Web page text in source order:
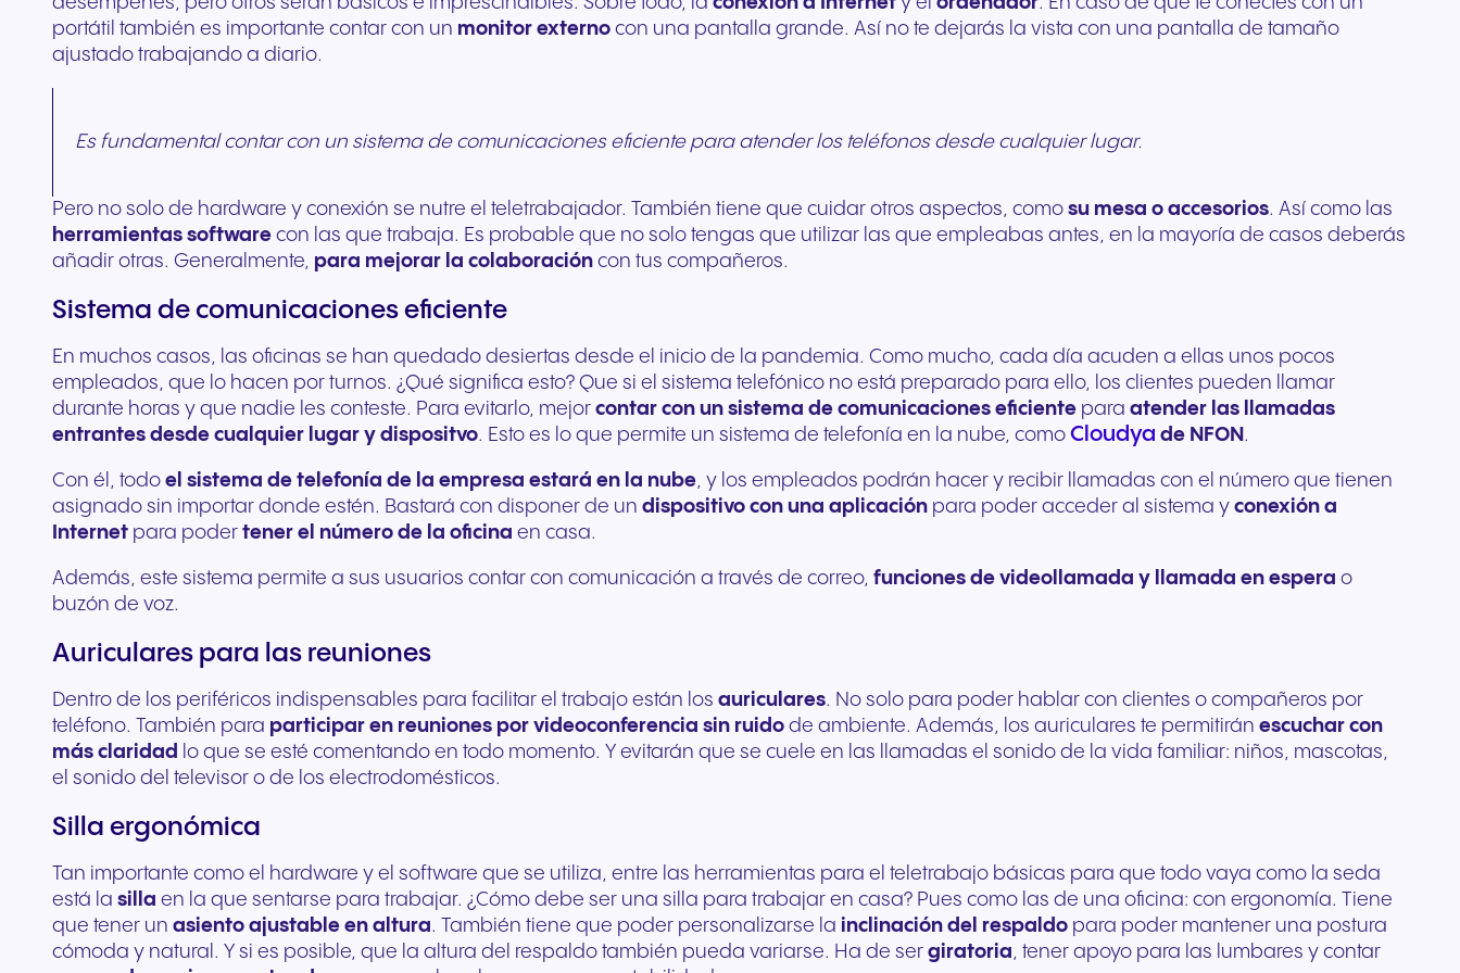
Comunicación fluida para
Comunicación fiable para
portátil también es importante contar con un monitor externo con una pantalla grande. Así no te dejarás la vista con una pantalla de tamaño
ajustado trabajando a diario.
Es fundamental contar con un sistema de comunicaciones eficiente para atender los teléfonos desde cualquier lugar.
Pero no solo de hardware y conexión se nutre el teletrabajador. También tiene que cuidar otros aspectos, como su mesa o accesorios. Así como las
herramientas software con las que trabaja. Es probable que no solo tengas que utilizar las que empleabas antes, en la mayoría de casos deberás
añadir otras. Generalmente, para mejorar la colaboración con tus compañeros.
Sistema de comunicaciones eficiente
En muchos casos, las oficinas se han quedado desiertas desde el inicio de la pandemia. Como mucho, cada día acuden a ellas unos pocos
empleados, que lo hacen por turnos. ¿Qué significa esto? Que si el sistema telefónico no está preparado para ello, los clientes pueden llamar
durante horas y que nadie les conteste. Para evitarlo, mejor contar con un sistema de comunicaciones eficiente para atender las llamadas
entrantes desde cualquier lugar y dispositvo. Esto es lo que permite un sistema de telefonía en la nube, como Cloudya de NFON .
Con él, todo el sistema de telefonía de la empresa estará en la nube, y los empleados podrán hacer y recibir llamadas con el número que tienen
asignado sin importar donde estén. Bastará con disponer de un dispositivo con una aplicación para poder acceder al sistema y conexión a
Internet para poder tener el número de la oficina en casa.
Además, este sistema permite a sus usuarios contar con comunicación a través de correo, funciones de videollamada y llamada en espera o
buzón de voz.
Auriculares para las reuniones
Dentro de los periféricos indispensables para facilitar el trabajo están los auriculares. No solo para poder hablar con clientes o compañeros por
teléfono. También para participar en reuniones por videoconferencia sin ruido de ambiente. Además, los auriculares te permitirán escuchar con
más claridad lo que se esté comentando en todo momento. Y evitarán que se cuele en las llamadas el sonido de la vida familiar: niños, mascotas,
el sonido del televisor o de los electrodomésticos.
Silla ergonómica
Tan importante como el hardware y el software que se utiliza, entre las herramientas para el teletrabajo básicas para que todo vaya como la seda
está la silla en la que sentarse para trabajar. ¿Cómo debe ser una silla para trabajar en casa? Pues como las de una oficina: con ergonomía. Tiene
que tener un asiento ajustable en altura. También tiene que poder personalizarse la inclinación del respaldo para poder mantener una postura
cómoda y natural. Y si es posible, que la altura del respaldo también pueda variarse. Ha de ser giratoria, tener apoyo para las lumbares y contar